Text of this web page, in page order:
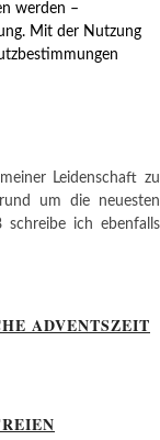
werden –
Mit der Nutzung
Leidenschaft zu
um die neuesten
schreibe ich ebenfalls
ADVENTSZEIT